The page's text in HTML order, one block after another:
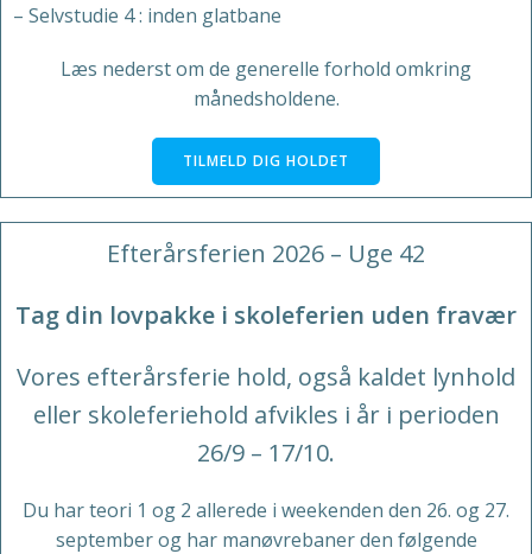
– Selvstudie 4 : inden glatbane
Læs nederst om de generelle forhold omkring
månedsholdene.
TILMELD DIG HOLDET
Efterårsferien 2026 – Uge 42
Tag din lovpakke i skoleferien uden fravær
Vores efterårsferie hold, også kaldet lynhold
eller skoleferiehold afvikles i år i perioden
26/9 – 17/10.
Du har teori 1 og 2 allerede i weekenden den 26. og 27.
september og har manøvrebaner den følgende